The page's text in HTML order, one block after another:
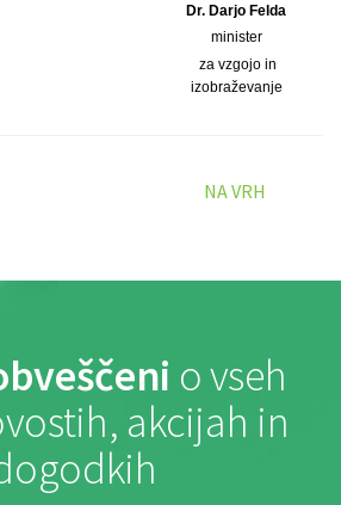
Dr. Darjo Felda
minister
za vzgojo in
izobraževanje
NA VRH
o vseh
akcijah in